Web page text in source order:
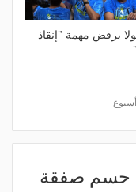
يرفض مهمة "إنقاذ
حسم صفقة